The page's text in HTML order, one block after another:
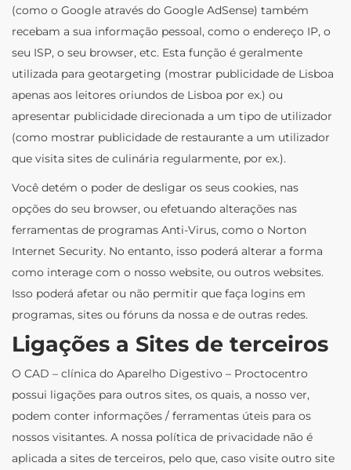
(como o Google através do Google AdSense) também
recebam a sua informação pessoal, como o endereço IP, o
seu ISP, o seu browser, etc. Esta função é geralmente
utilizada para geotargeting (mostrar publicidade de Lisboa
apenas aos leitores oriundos de Lisboa por ex.) ou
apresentar publicidade direcionada a um tipo de utilizador
(como mostrar publicidade de restaurante a um utilizador
que visita sites de culinária regularmente, por ex.).
Você detém o poder de desligar os seus cookies, nas
opções do seu browser, ou efetuando alterações nas
ferramentas de programas Anti-Virus, como o Norton
Internet Security. No entanto, isso poderá alterar a forma
como interage com o nosso website, ou outros websites.
Isso poderá afetar ou não permitir que faça logins em
programas, sites ou fóruns da nossa e de outras redes.
Ligações a Sites de terceiros
O CAD – clínica do Aparelho Digestivo – Proctocentro
possui ligações para outros sites, os quais, a nosso ver,
podem conter informações / ferramentas úteis para os
nossos visitantes. A nossa política de privacidade não é
aplicada a sites de terceiros, pelo que, caso visite outro site